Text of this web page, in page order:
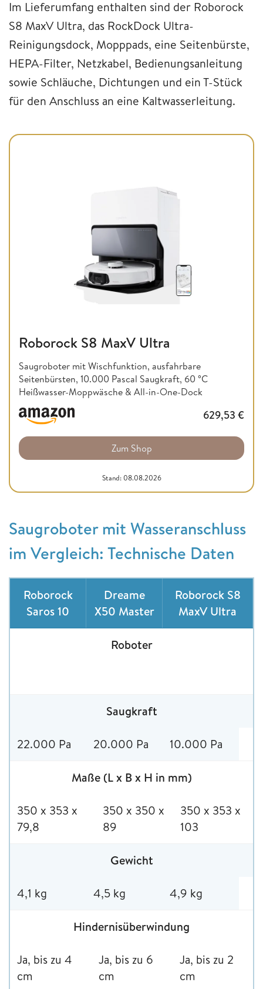
Im Lieferumfang enthalten sind der Roborock
S8 MaxV Ultra, das RockDock Ultra-
Reinigungsdock, Mopppads, eine Seitenbürste,
HEPA-Filter, Netzkabel, Bedienungsanleitung
sowie Schläuche, Dichtungen und ein T-Stück
für den Anschluss an eine Kaltwasserleitung.
Roborock S8 MaxV Ultra
Saugroboter mit Wischfunktion, ausfahrbare
Seitenbürsten, 10.000 Pascal Saugkraft, 60 °C
Heißwasser-Moppwäsche & All-in-One-Dock
629,53 €
Zum Shop
Stand: 08.08.2026
Saugroboter mit Wasseranschluss
im Vergleich: Technische Daten
Roborock
Saros 10
Dreame
X50 Master
Roborock S8
MaxV Ultra
Roboter
Saugkraft
22.000 Pa 20.000 Pa 10.000 Pa
Maße (L x B x H in mm)
350 x 353 x
79,8
350 x 350 x
89
350 x 353 x
103
Gewicht
4,1 kg 4,5 kg 4,9 kg
Hindernisüberwindung
Ja, bis zu 4
cm
Ja, bis zu 6
cm
Ja, bis zu 2
cm